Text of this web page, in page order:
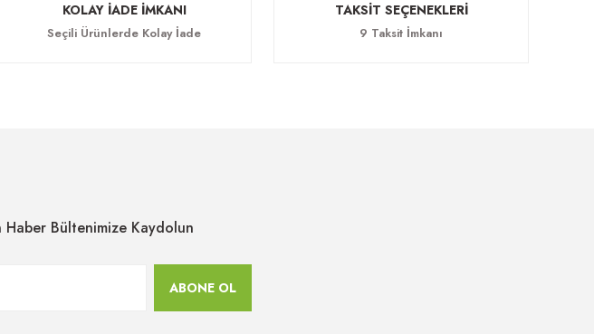
KOLAY İADE İMKANI
Seçili Ürünlerde Kolay İade
TAKSİT SEÇENEKLERİ
9 Taksit İmkanı
Bültenimize Kaydolun
ABONE OL